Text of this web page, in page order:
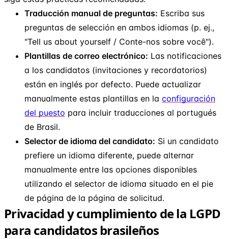
Traducción manual de preguntas: Escriba sus
preguntas de selección en ambos idiomas (p. ej.,
"Tell us about yourself / Conte-nos sobre você").
Plantillas de correo electrónico: Las notificaciones
a los candidatos (invitaciones y recordatorios)
están en inglés por defecto. Puede actualizar
manualmente estas plantillas en la configuración
del puesto para incluir traducciones al portugués
de Brasil.
Selector de idioma del candidato: Si un candidato
prefiere un idioma diferente, puede alternar
manualmente entre las opciones disponibles
utilizando el selector de idioma situado en el pie
de página de la página de solicitud.
Privacidad y cumplimiento de la LGPD
para candidatos brasileños